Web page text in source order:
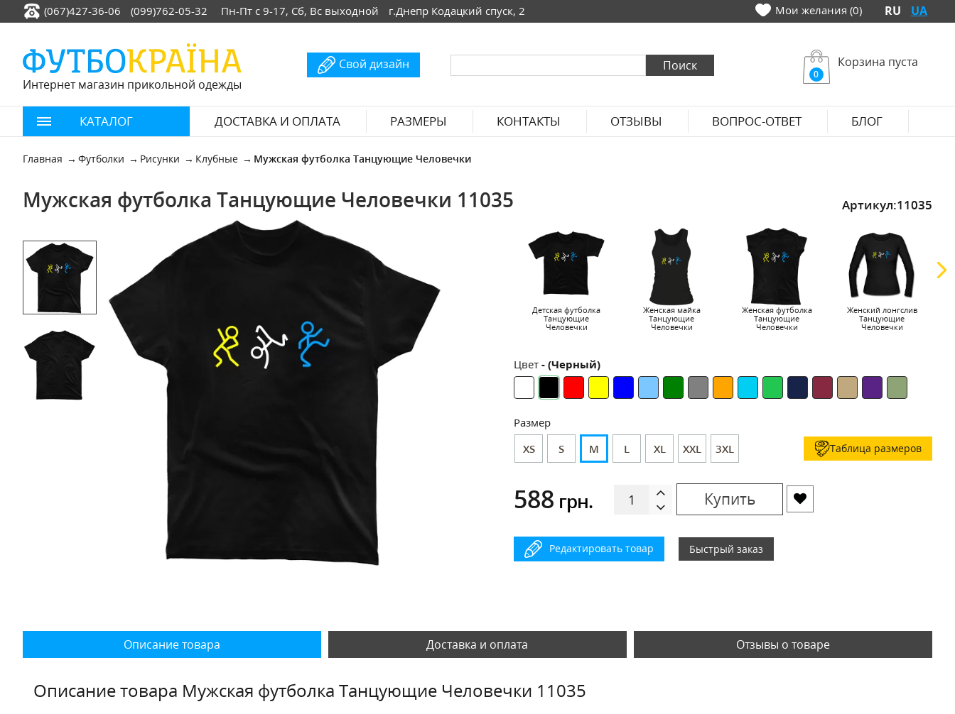
(067)427-36-06 (099)762-05-32 Пн-Пт с 9-17, Сб, Вс выходной г.Днепр Кодацкий спуск, 2 Мои желания (0) RU UA
Интернет магазин прикольной одежды
Свой дизайн
0
Корзина пуста
КАТАЛОГ ДОСТАВКА И ОПЛАТА РАЗМЕРЫ КОНТАКТЫ ОТЗЫВЫ ВОПРОС-ОТВЕТ БЛОГ
Главная Футболки Рисунки Клубные Мужская футболка Танцующие Человечки
Мужская футболка Танцующие Человечки 11035 Артикул:11035
Детская футболка
Танцующие
Человечки
Женская майка
Танцующие
Человечки
Женская футболка
Танцующие
Человечки
Женский лонгслив
Танцующие
Человечки
Цвет - (Черный)
Размер
XS
S M L XL XXL 3XL Таблица размеров
588 грн. Купить
Редактировать товар Быстрый заказ
Описание товара Доставка и оплата Отзывы о товаре
Описание товара Мужская футболка Танцующие Человечки 11035